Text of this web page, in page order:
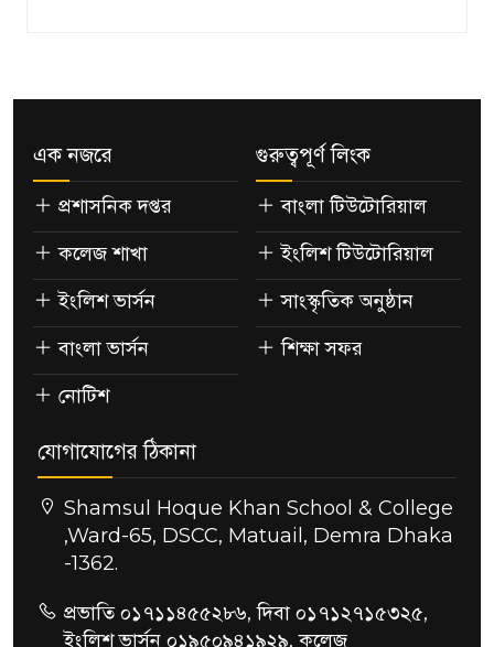
এক নজরে
প্রশাসনিক দপ্তর
কলেজ শাখা
ইংলিশ ভার্সন
বাংলা ভার্সন
নোটিশ
গুরুত্বপূর্ণ লিংক
বাংলা টিউটোরিয়াল
ইংলিশ টিউটোরিয়াল
সাংস্কৃতিক অনুষ্ঠান
শিক্ষা সফর
যোগাযোগের ঠিকানা
Shamsul Hoque Khan School & College
,Ward-65, DSCC, Matuail, Demra Dhaka
-1362.
প্রভাতি ০১৭১১৪৫৫২৮৬, দিবা ০১৭১২৭১৫৩২৫,
ইংলিশ ভার্সন ০১৯৫০৯৪১৯২৯, কলেজ